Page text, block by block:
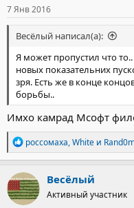
7 Янв 2016
Весёлый написал(а):
Я может пропустил что
новых показательних
зря. Есть же в конце
борьбы..
Имхо камрад Мсофт
Р
е
а
к
ц
и
россомаха,White и
Весёлый
Активный участник